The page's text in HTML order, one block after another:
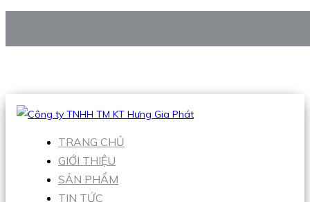
Hotline:0938 906 663
TRANG CHỦ
GIỚI THIỆU
SẢN PHẨM
TIN TỨC